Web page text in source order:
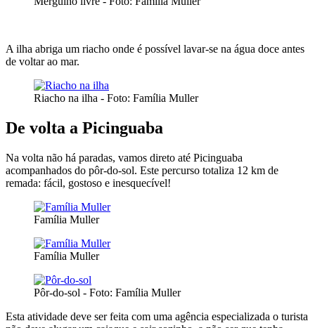
A ilha abriga um riacho onde é possível lavar-se na água doce antes
de voltar ao mar.
Riacho na ilha - Foto: Família Muller
De volta a Picinguaba
Na volta não há paradas, vamos direto até Picinguaba
acompanhados do pôr-do-sol. Este percurso totaliza 12 km de
remada: fácil, gostoso e inesquecível!
Família Muller
Família Muller
Pôr-do-sol - Foto: Família Muller
Esta atividade deve ser feita com uma agência especializada o turista